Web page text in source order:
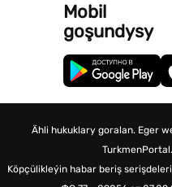
Mobil
goşundysy
Ähli hukuklary goralan. Eger
Köpçülikleýin habar beriş